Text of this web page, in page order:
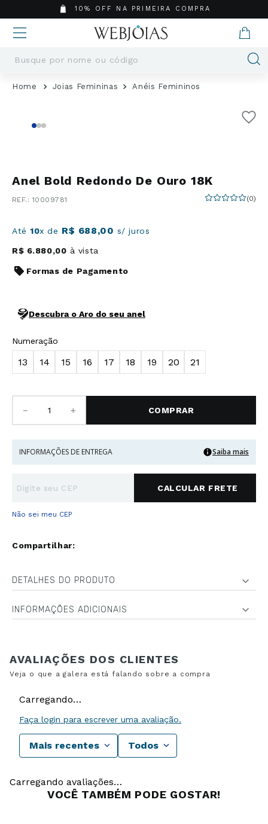
10% OFF NA PRIMEIRA COMPRA
Busque por nome ou código
Joias Femininas Anéis Femininos
Anel Bold Redondo De Ouro 18K
: 10009781 (0)
Até10x de R$ 688,00 s/ juros
R$ 6.880,00 à vista
Formas de Pagamento
Descubra o Aro do seu anel
Numeração
13 14 15 16 17 18 19 20 21
＋
－ COMPRAR
INFORMAÇÕES DE ENTREGA Saiba mais
Não sei meu CEP
DETALHES DO PRODUTO
INFORMAÇÕES ADICIONAIS
Carregando…
Faça login para escrever uma avaliação.
Mais recentes Todos
Carregando avaliações…
VOCÊ TAMBÉM PODE GOSTAR!
Termos mais buscados
6º
Argola
7º
Casamento
9º
Corrente
10 º Moissanite